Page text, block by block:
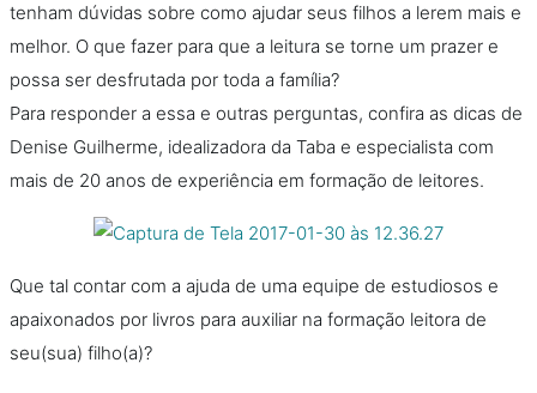
tenham dúvidas sobre como ajudar seus filhos a lerem mais e
melhor. O que fazer para que a leitura se torne um prazer e
possa ser desfrutada por toda a família?
Para responder a essa e outras perguntas, confira as dicas de
Denise Guilherme, idealizadora da Taba e especialista com
mais de 20 anos de experiência em formação de leitores.
Que tal contar com a ajuda de uma equipe de estudiosos e
apaixonados por livros para auxiliar na formação leitora de
seu(sua) filho(a)?